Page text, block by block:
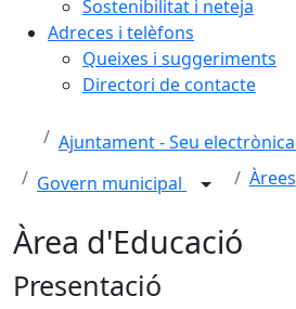
Sostenibilitat i neteja
Adreces i telèfons
Queixes i suggeriments
Directori de contacte
Ajuntament - Seu electrònica
Govern municipal
Àrees
Àrea d'Educació
Presentació